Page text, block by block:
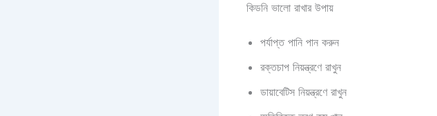
কিডনি ভালো রাখার উপায়
পর্যাপ্ত পানি পান করুন
রক্তচাপ নিয়ন্ত্রণে রাখুন
ডায়াবেটিস নিয়ন্ত্রণে রাখুন